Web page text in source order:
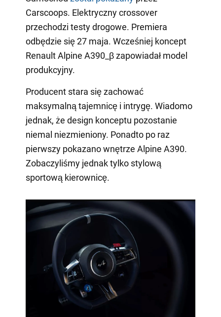
Carscoops. Elektryczny crossover
przechodzi testy drogowe. Premiera
odbędzie się 27 maja. Wcześniej koncept
Renault Alpine A390_β zapowiadał model
produkcyjny.
Producent stara się zachować
maksymalną tajemnicę i intrygę. Wiadomo
jednak, że design konceptu pozostanie
niemal niezmieniony. Ponadto po raz
pierwszy pokazano wnętrze Alpine A390.
Zobaczyliśmy jednak tylko stylową
sportową kierownicę.